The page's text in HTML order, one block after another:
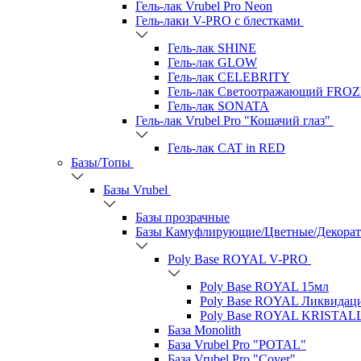
Гель-лак Vrubel Pro Neon
Гель-лаки V-PRO c блестками
Гель-лак SHINE
Гель-лак GLOW
Гель-лак CELEBRITY
Гель-лак Светоотражающий
Гель-лак SONATA
Гель-лак Vrubel Pro "Кошачий глаз"
Гель-лак CAT in RED
Базы/Топы
Базы Vrubel
Базы прозрачные
Базы Камуфлирующие/Цветные/
Poly Base ROYAL V-PRO
Poly Base ROYAL 15мл
Poly Base ROYAL
Poly Base ROYAL
База Monolith
База Vrubel Pro "POTAL"